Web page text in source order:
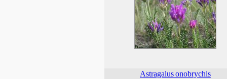
Astragalusonobrychis